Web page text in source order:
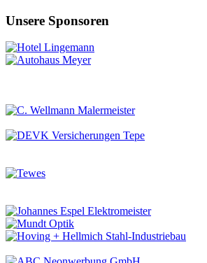
Unsere Sponsoren